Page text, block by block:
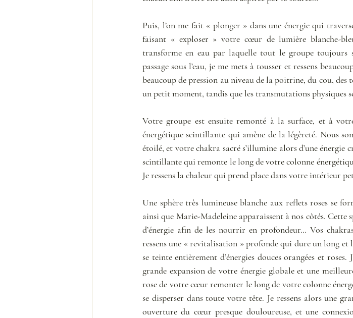
Puis, l’on me fait « plonger » dans une énergie qui
faisant « exploser » votre cœur de lumière blanche-
transforme en eau par laquelle tout le groupe toujours
passage sous l’eau, je me mets à tousser et ressens
beaucoup de pression au niveau de la poitrine, du cou, des
un petit moment, tandis que les transmutations physiques
Votre groupe est ensuite remonté à la surface, et à
énergétique scintillante qui amène de la légèreté. Nous
étoilé, et votre chakra sacré s’illumine alors d’une énergie
scintillante qui remonte le long de votre colonne
Je ressens la chaleur qui prend place dans votre intérieur
Une sphère très lumineuse blanche aux reflets roses se
ainsi que Marie-Madeleine apparaissent à nos côtés. Cette
d’énergie afin de les nourrir en profondeur… Vos
ressens une « revitalisation » profonde qui dure un long
se teinte entièrement d’énergies douces orangées et
grande expansion de votre énergie globale et une
rose de votre cœur remonter le long de votre colonne
se disperser dans toute votre tête. Je ressens alors une
ouverture du cœur presque douloureuse, et une